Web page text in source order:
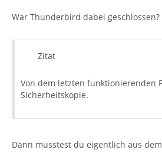
War Thunderbird dabei geschlossen?
Zitat
Von dem letzten funktionierenden
Sicherheitskopie.
Dann müsstest du eigentlich aus